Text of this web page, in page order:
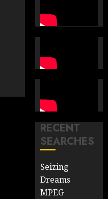
RECENT
SEARCHES
Seizing
Dreams
MPEG